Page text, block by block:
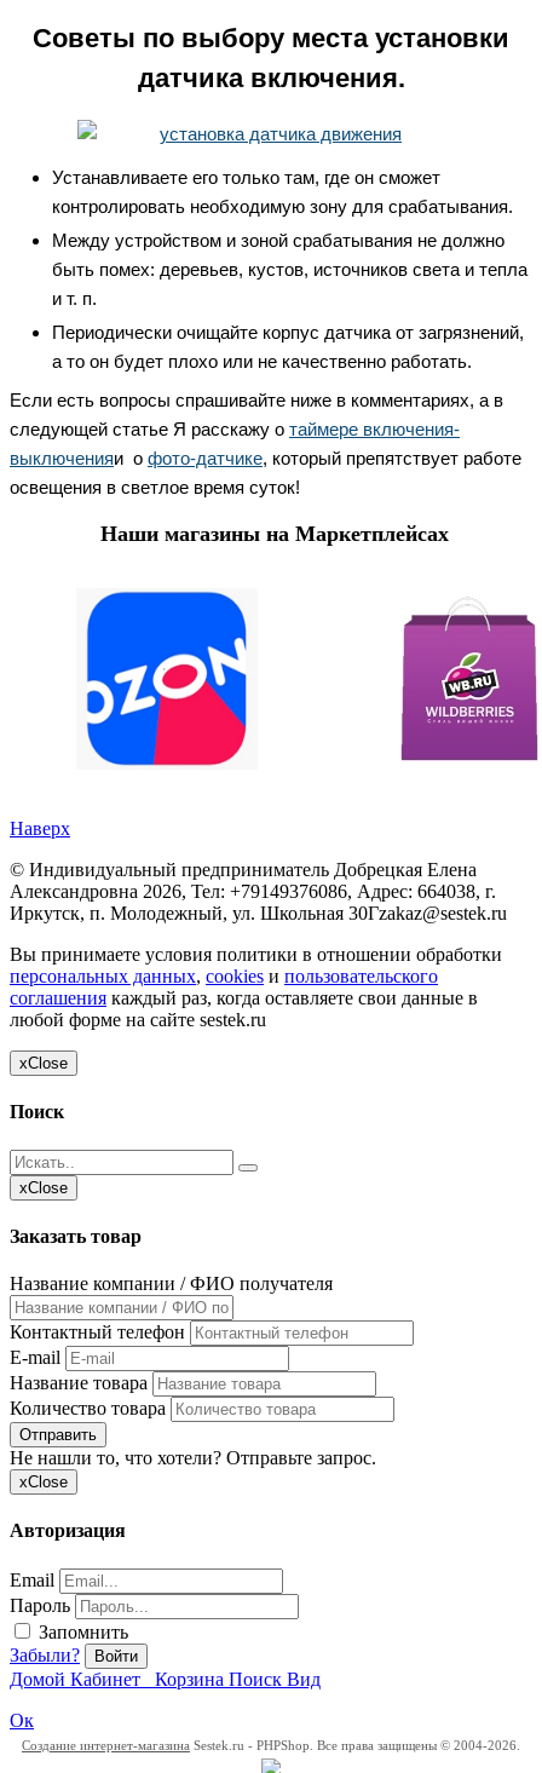
Советы по выбору места установки
датчика включения.
Устанавливаете его только там, где он сможет
контролировать необходимую зону для срабатывания.
Между устройством и зоной срабатывания не должно
быть помех: деревьев, кустов, источников света и тепла
и т. п.
Периодически очищайте корпус датчика от загрязнений,
а то он будет плохо или не качественно работать.
Если есть вопросы спрашивайте ниже в комментариях, а в
следующей статье Я расскажу о таймере включения-
выключенияи о фото-датчике, который препятствует работе
освещения в светлое время суток!
Наши магазины на Маркетплейсах
Наверх
© Индивидуальный предприниматель Добрецкая Елена
Александровна 2026, Тел: +79149376086, Адрес: 664038, г.
Иркутск, п. Молодежный, ул. Школьная 30Гzakaz@sestek.ru
Вы принимаете условия политики в отношении обработки
персональных данных, cookies и пользовательского
соглашения каждый раз, когда оставляете свои данные в
любой форме на сайте sestek.ru
xClose
Поиск
xClose
Заказать товар
Название компании / ФИО получателя
Контактный телефон
E-mail
Название товара
Количество товара
Отправить
Не нашли то, что хотели? Отправьте запрос.
xClose
Авторизация
Email
Пароль
Запомнить
Забыли?
Войти
Домой Кабинет Корзина Поиск Вид
Ок
Создание интернет-магазина Sestek.ru - PHPShop. Все права защищены © 2004-2026.